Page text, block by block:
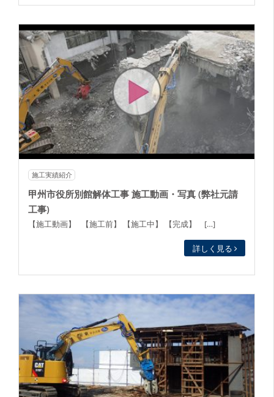
施工実績紹介
甲州市役所別館解体工事 施工動画・写真 (弊社元請
工事)
【施工動画】 【施工前】 【施工中】 【完成】 […]
詳しく見る